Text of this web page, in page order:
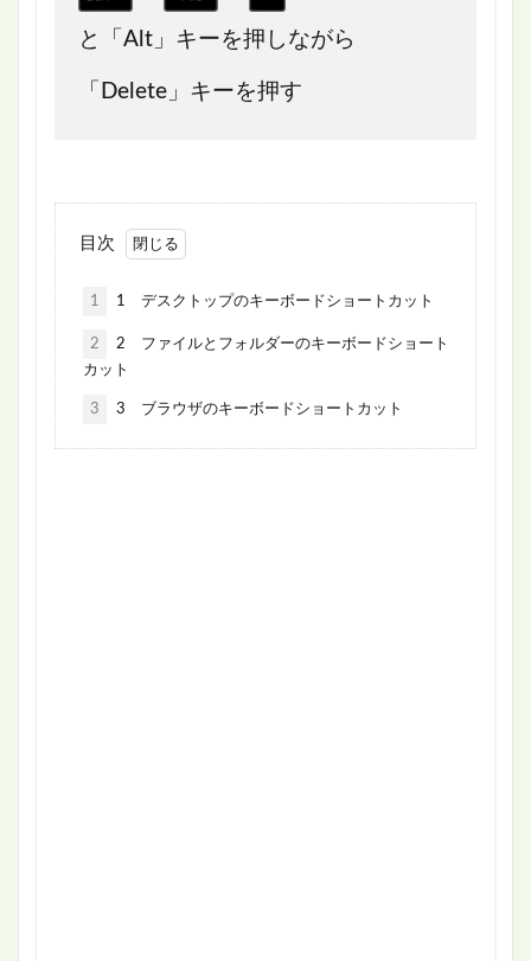
と「Alt」キーを押しながら
「Delete」キーを押す
目次
1 1 デスクトップのキーボードショートカット
2
2 ファイルとフォルダーのキーボードショート
カット
3 3 ブラウザのキーボードショートカット